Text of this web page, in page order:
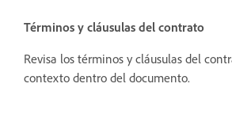
Términos y cláusulas del contrato
Revisa los términos y cláusulas del
contexto dentro del documento.